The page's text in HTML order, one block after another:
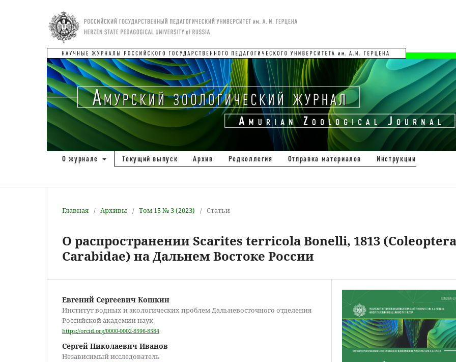
О журнале Текущий выпуск Архив Редколлегия Отправка материалов Инструкции
Главная / Архивы / Том 15 № 3 (2023) / Статьи
О распространении Scarites terricola Bonelli, 1813
Carabidae) на Дальнем Востоке России
Евгений Сергеевич Кошкин
Институт водных и экологических проблем Дальневосточного отделения
Российской академии наук
https://orcid.org/0000-0002-8596-8584
Сергей Николаевич Иванов
Независимый исследователь